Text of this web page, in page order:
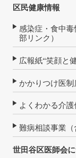
区民健康情報
感染症・食中
部リンク）
広報紙“笑顔と
かかりつけ医制
よくわかる介護
難病相談事業（
世田谷区医師会